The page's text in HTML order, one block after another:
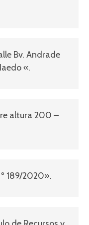
Bv. Andrade
«.
altura 200 –
189/2020».